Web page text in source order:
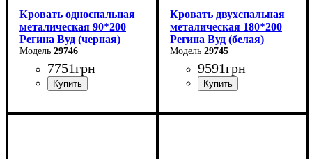
Кровать односпальная
металическая 90*200
Регина Вуд (черная)
29746
7751грн
Ширина: 90 см
Кровать двухспальная
металическая 180*200
Регина Вуд (белая)
29745
9591грн
Ширина: 180 см